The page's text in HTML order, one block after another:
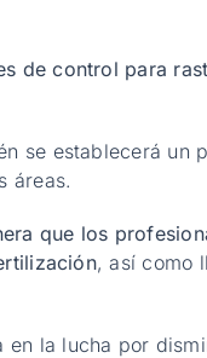
de control para
se establecerá un
áreas.
que los
, así como
en la lucha por